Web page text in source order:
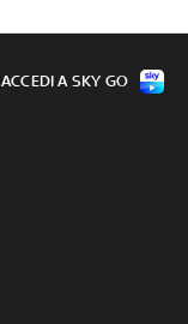
ACCEDI A SKY GO